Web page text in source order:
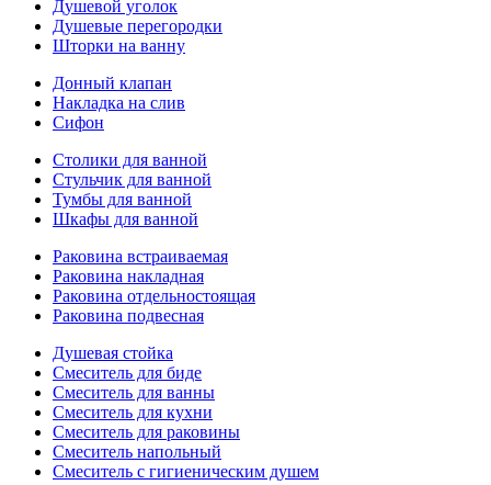
Душевой уголок
Душевые перегородки
Шторки на ванну
Донный клапан
Накладка на слив
Сифон
Столики для ванной
Стульчик для ванной
Тумбы для ванной
Шкафы для ванной
Раковина встраиваемая
Раковина накладная
Раковина отдельностоящая
Раковина подвесная
Душевая стойка
Смеситель для биде
Смеситель для ванны
Смеситель для кухни
Смеситель для раковины
Смеситель напольный
Смеситель с гигиеническим душем